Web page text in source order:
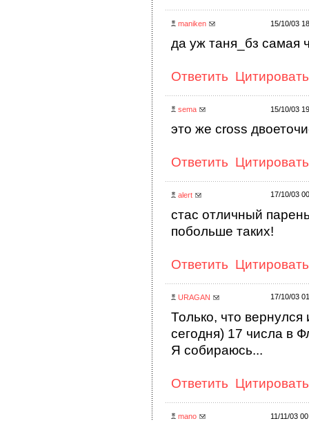
maniken 15/10/03
да уж таня_бз самая
Ответить Цитировать
sema 15/10/03
это же cross
Ответить Цитировать
alert 17/10/03
стас отличный
побольше таких!
Ответить Цитировать
URAGAN 17/10/03
Только, что вернулся
сегодня) 17 числа в
Я собираюсь...
Ответить Цитировать
mano 11/11/03